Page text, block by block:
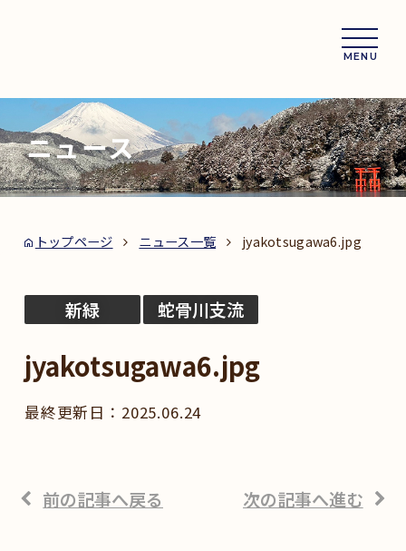
MENU
ニュース
トップページ ニュース一覧 jyakotsugawa6.jpg
新緑 蛇骨川支流
jyakotsugawa6.jpg
2025.06.24
前の記事へ戻る 次の記事へ進む